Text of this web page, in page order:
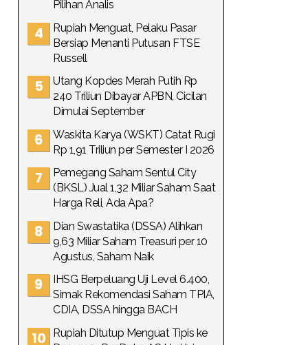
Pilihan Analis
Rupiah Menguat, Pelaku Pasar
Bersiap Menanti Putusan FTSE
Russell
Utang Kopdes Merah Putih Rp
240 Triliun Dibayar APBN, Cicilan
Dimulai September
Waskita Karya (WSKT) Catat Rugi
Rp 1,91 Triliun per Semester I 2026
Pemegang Saham Sentul City
(BKSL) Jual 1,32 Miliar Saham Saat
Harga Reli, Ada Apa?
Dian Swastatika (DSSA) Alihkan
9,63 Miliar Saham Treasuri per 10
Agustus, Saham Naik
IHSG Berpeluang Uji Level 6.400,
Simak Rekomendasi Saham TPIA,
CDIA, DSSA hingga BACH
Rupiah Ditutup Menguat Tipis ke